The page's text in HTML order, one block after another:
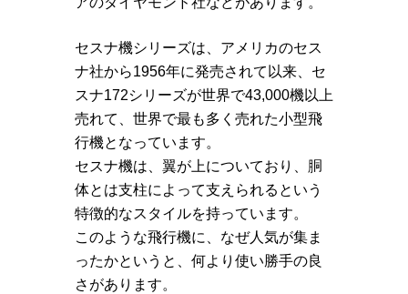
セスナ機シリーズは、アメリカのセス
ナ社から1956年に発売されて以来、セ
スナ172シリーズが世界で43,000機以上
売れて、世界で最も多く売れた小型飛
行機となっています。
セスナ機は、翼が上についており、胴
体とは支柱によって支えられるという
特徴的なスタイルを持っています。
このような飛行機に、なぜ人気が集ま
ったかというと、何より使い勝手の良
さがあります。